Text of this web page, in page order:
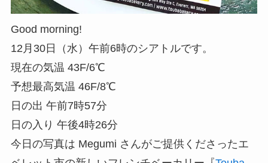
Good morning!
12月30日（水）午前6時のシアトルです。
現在の気温 43F/6℃
予想最高気温 46F/8℃
日の出 午前7時57分
日の入り 午後4時26分
今日の写真は Megumi さんがご提供くださったエ